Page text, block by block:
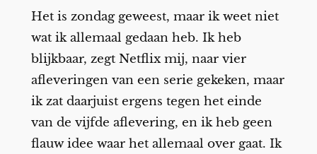
Het is zondag geweest, maar ik weet niet
wat ik allemaal gedaan heb. Ik heb
blijkbaar, zegt Netflix mij, naar vier
afleveringen van een serie gekeken, maar
ik zat daarjuist ergens tegen het einde
van de vijfde aflevering, en ik heb geen
flauw idee waar het allemaal over gaat. Ik